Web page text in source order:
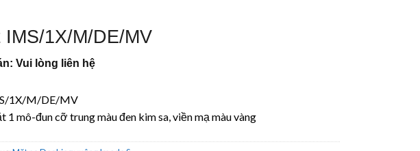
IMS/1X/M/DE/MV
Vui lòng liên hệ
1X/M/DE/MV
1 mô-đun cỡ trung màu đen kim sa, viền mạ màu vàng